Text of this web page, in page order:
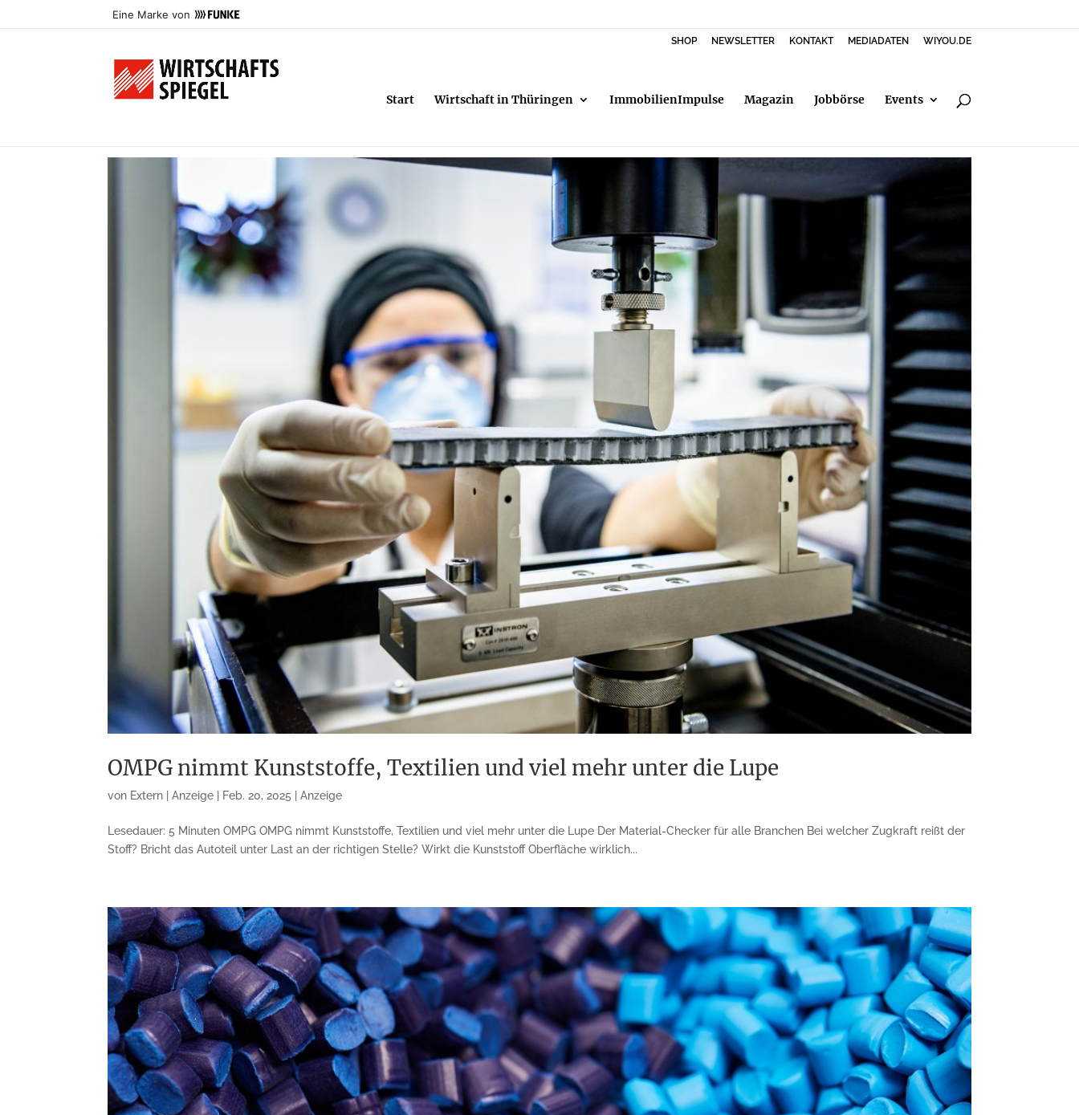
Eine Marke von
SHOP NEWSLETTER KONTAKT MEDIADATEN WIYOU.DE
Start Wirtschaft in Thüringen ImmobilienImpulse Magazin Jobbörse Events
OMPG nimmt Kunststoffe, Textilien und viel mehr unter die Lupe
von Extern | Anzeige | Feb. 20, 2025 |Anzeige
Lesedauer: 5 Minuten OMPG OMPG nimmt Kunststoffe, Textilien und viel mehr unter die Lupe Der Material-Checker für alle Branchen Bei welcher Zugkraft reißt der
Stoff? Bricht das Autoteil unter Last an der richtigen Stelle? Wirkt die Kunststoff Oberfläche wirklich...